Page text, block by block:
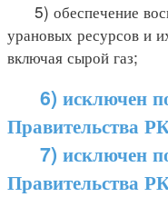
5) обеспечение
урановых ресурсов и
включая сырой газ;
6) исключен
Правительства
7) исключен
Правительства